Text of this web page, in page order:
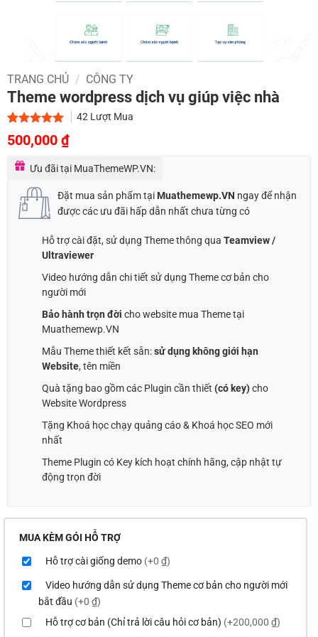
TRANG CHỦ / CÔNG TY
Theme wordpress dịch vụ giúp việc nhà
5.00trên 5
dựa trên
2
42 Lượt Mua
Giá
gốc
là:
1,000,000 ₫.
500,000 ₫Giá
tại
là:
500,000 ₫.
Ưu đãi tại MuaThemeWP.VN:
Đặt mua sản phẩm tại Muathemewp.VN ngay để nhận
được các ưu đãi hấp dẫn nhất chưa từng có
Hỗ trợ cài đặt, sử dụng Theme thông qua Teamview /
Ultraviewer
Video hướng dẫn chi tiết sử dụng Theme cơ bản cho
người mới
Bảo hành trọn đời cho website mua Theme tại
Muathemewp.VN
Mẫu Theme thiết kết sẵn:sử dụng không giới hạn
Website, tên miền
Quà tặng bao gồm các Plugin cần thiết (có key)cho
Website Wordpress
Tặng Khoá học chạy quảng cáo & Khoá học SEO mới
nhất
Theme Plugin có Key kích hoạt chính hãng, cập nhật tự
động trọn đời
MUA KÈM GÓI HỖ TRỢ
Hỗ trợ cài giống demo (+0 ₫)
Video hướng dẫn sử dụng Theme cơ bản cho người mới
bắt đầu (+0 ₫)
Hỗ trợ cơ bản (Chỉ trả lời câu hỏi cơ bản) (+200,000 ₫)